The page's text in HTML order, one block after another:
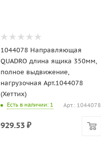
1044078 Направляющая
QUADRO длина ящика 350мм,
полное выдвижение,
нагрузочная Арт.1044078
(Хеттих)
Есть в наличии: 1 Арт.: 1044078
929.53 ₽